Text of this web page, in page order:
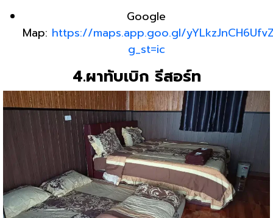
Google
Map: https://maps.app.goo.gl/
g_st=ic
4.ผาทับเบิก รีสอร์ท